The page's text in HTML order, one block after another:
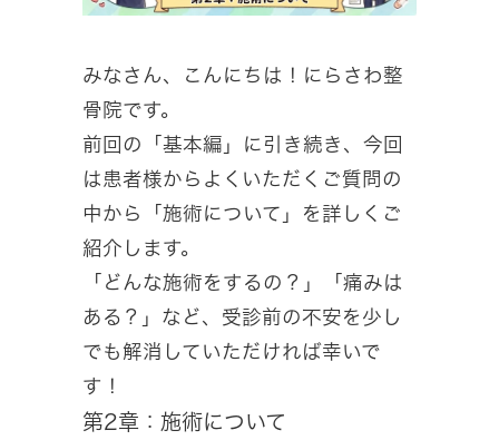
みなさん、こんにちは！にらさわ整
骨院です。
前回の「基本編」に引き続き、今回
は患者様からよくいただくご質問の
中から「施術について」を詳しくご
紹介します。
「どんな施術をするの？」「痛みは
ある？」など、受診前の不安を少し
でも解消していただければ幸いで
す！
第2章：施術について